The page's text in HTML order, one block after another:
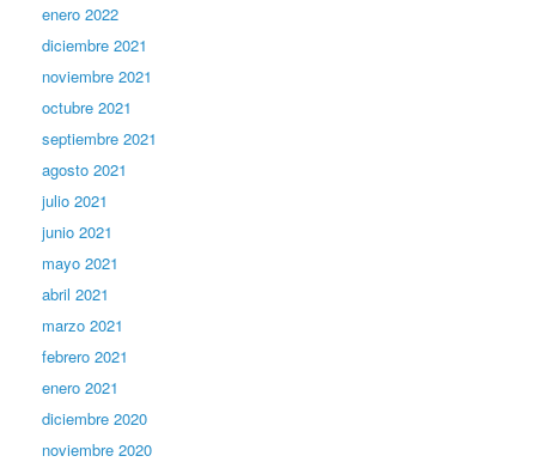
enero 2022
diciembre 2021
noviembre 2021
octubre 2021
septiembre 2021
agosto 2021
julio 2021
junio 2021
mayo 2021
abril 2021
marzo 2021
febrero 2021
enero 2021
diciembre 2020
noviembre 2020